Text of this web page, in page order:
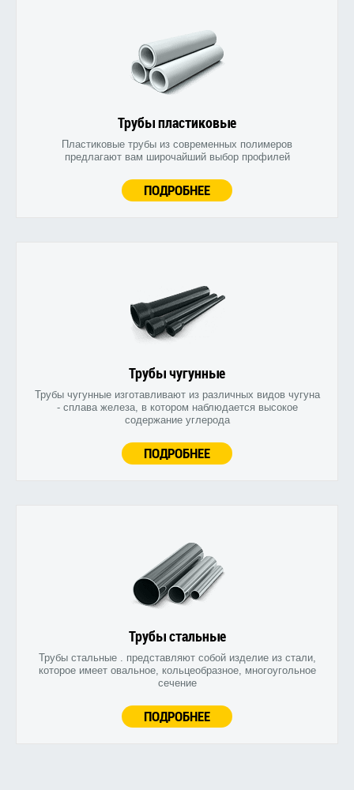
Трубы пластиковые
Пластиковые трубы из современных полимеров
предлагают вам широчайший выбор профилей
ПОДРОБНЕЕ
Трубы чугунные
Трубы чугунные изготавливают из различных видов чугуна
- сплава железа, в котором наблюдается высокое
содержание углерода
ПОДРОБНЕЕ
Трубы стальные
Трубы стальные . представляют собой изделие из стали,
которое имеет овальное, кольцеобразное, многоугольное
сечение
ПОДРОБНЕЕ